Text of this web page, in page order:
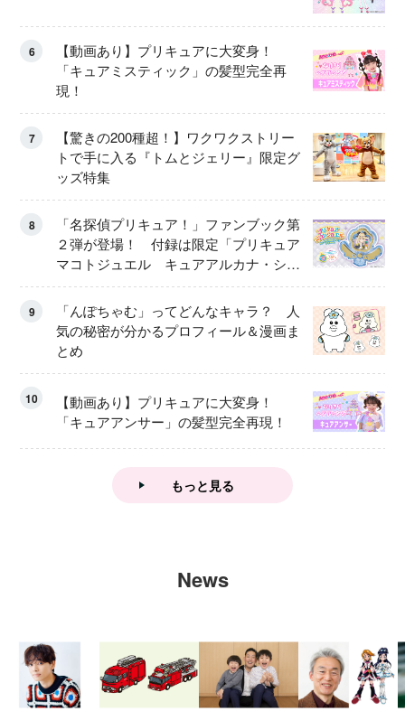
6
【動画あり】プリキュアに大変身！
「キュアミスティック」の髪型完全再
現！
7
【驚きの200種超！】ワクワクストリー
トで手に入る『トムとジェリー』限定グ
ッズ特集
8
「名探偵プリキュア！」ファンブック第
２弾が登場！ 付録は限定「プリキュア
マコトジュエル キュアアルカナ・シャ
ドウ アイスver.」 キュアエクレールを
大特集！
9
「んぽちゃむ」ってどんなキャラ？ 人
気の秘密が分かるプロフィール＆漫画ま
とめ
10
【動画あり】プリキュアに大変身！
「キュアアンサー」の髪型完全再現！
もっと見る
News